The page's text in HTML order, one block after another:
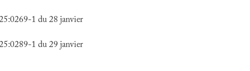
1 du 28 janvier
1 du 29 janvier